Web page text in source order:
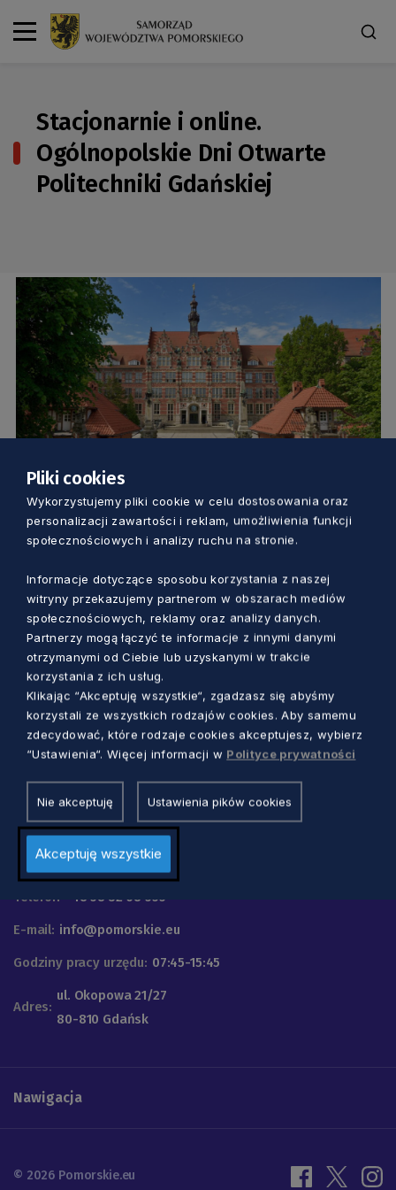
Stacjonarnie i online.
Ogólnopolskie Dni Otwarte
Politechniki Gdańskiej
EDUKACJA
Stacjonarnie i online. Ogólnopolskie Dni
Marcin Szumny 4 lata temu
Urząd Marszałkowski
Województwa Pomorskiego
Telefon +48 58 32 68 555
E-mail: info@pomorskie.eu
Godziny pracy urzędu: 07:45-15:45
Adres:
ul. Okopowa 21/27
80-810 Gdańsk
Nawigacja
© 2026 Pomorskie.eu
Pliki cookies
Wykorzystujemy pliki cookie w celu dostosowania oraz
personalizacji zawartości i reklam, umożliwienia funkcji
społecznościowych i analizy ruchu na stronie.
Informacje dotyczące sposobu korzystania z naszej
witryny przekazujemy partnerom w obszarach mediów
społecznościowych, reklamy oraz analizy danych.
Partnerzy mogą łączyć te informacje z innymi danymi
otrzymanymi od Ciebie lub uzyskanymi w trakcie
korzystania z ich usług.
Klikając “Akceptuję wszystkie“, zgadzasz się abyśmy
korzystali ze wszystkich rodzajów cookies. Aby samemu
zdecydować, które rodzaje cookies akceptujesz, wybierz
“Ustawienia“. Więcej informacji w Polityce prywatności
Nie akceptuję Ustawienia pików cookies
Akceptuję wszystkie